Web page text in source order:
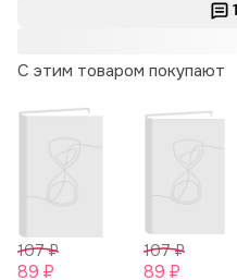
С этим товаром покупают
107 ₽
89 ₽
107 ₽
89 ₽